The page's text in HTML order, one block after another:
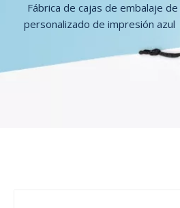
Fábrica de cajas de embalaje
personalizado de impresión azul